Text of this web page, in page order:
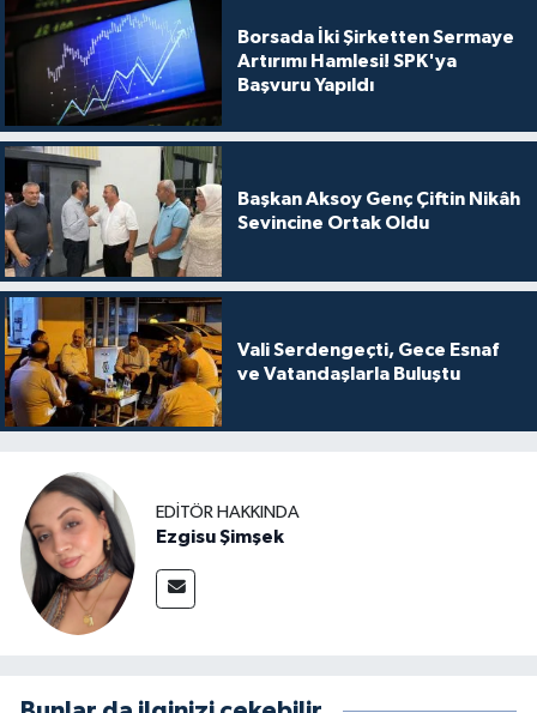
Borsada İki Şirketten Sermaye
Artırımı Hamlesi! SPK'ya
Başvuru Yapıldı
Başkan Aksoy Genç Çiftin Nikâh
Sevincine Ortak Oldu
Vali Serdengeçti, Gece Esnaf
ve Vatandaşlarla Buluştu
EDITÖR HAKKINDA
Ezgisu Şimşek